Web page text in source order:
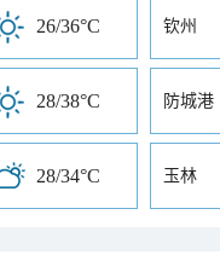
26/36°C 钦州
28/38°C 防城港
28/34°C 玉林